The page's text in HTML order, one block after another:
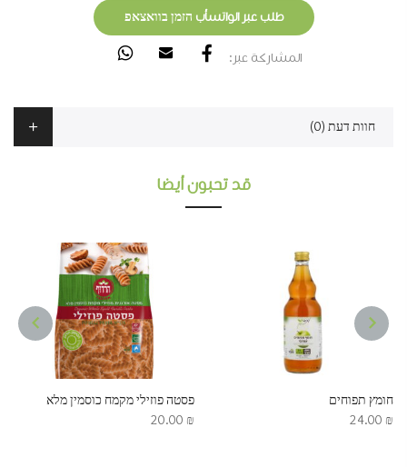
طلب عبر الواتسأب הזמן בוואצאפ
المشاركة عبر:
חוות דעת (0)
قد تحبون أيضا
חומץ תפוחים
24.00 ₪
פסטה פוזילי מקמח כוסמין מלא
20.00 ₪